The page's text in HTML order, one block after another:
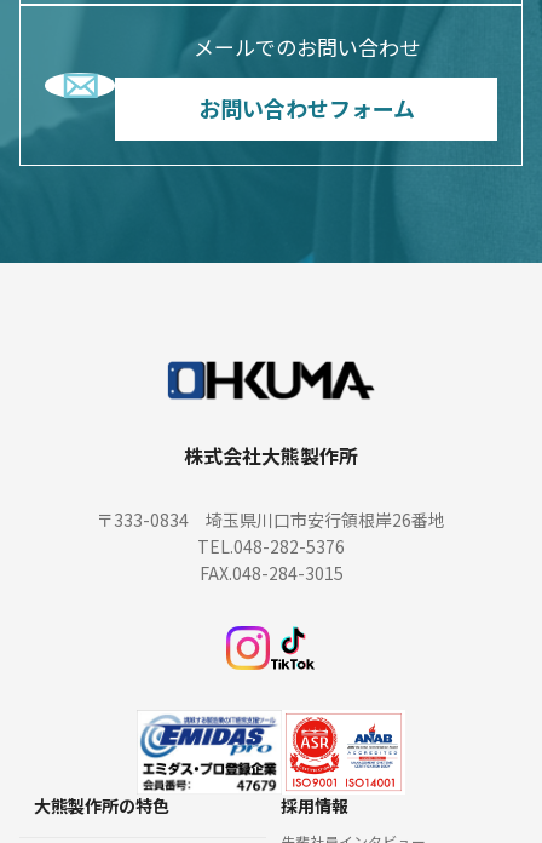
メールでのお問い合わせ
お問い合わせフォーム
株式会社大熊製作所
〒333-0834 埼玉県川口市安行領根岸26番地
TEL.048-282-5376
FAX.048-284-3015
大熊製作所の特色 採用情報